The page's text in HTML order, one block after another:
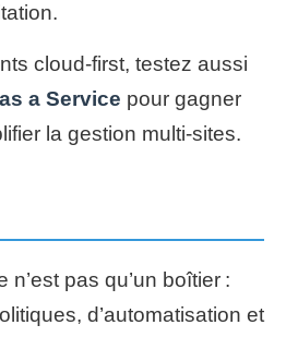
cloud-first, testez aussi
a Service pour gagner
la gestion multi-sites.
pas qu’un boîtier :
d’automatisation et